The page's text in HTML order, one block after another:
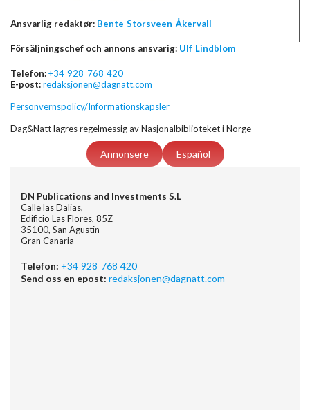
Ansvarlig redaktør: Bente Storsveen Åkervall
Försäljningschef och annons ansvarig: Ulf Lindblom
Telefon:+34 928 768 420
E-post:redaksjonen@dagnatt.com
Personvernspolicy/Informationskapsler
Dag&Natt lagres regelmessig av Nasjonalbiblioteket i Norge
Annonsere Español
DN Publications and Investments S.L
Calle las Dalias,
Edificio Las Flores, 85Z
35100, San Agustin
Gran Canaria
Telefon: +34 928 768 420
Send oss en epost: redaksjonen@dagnatt.com